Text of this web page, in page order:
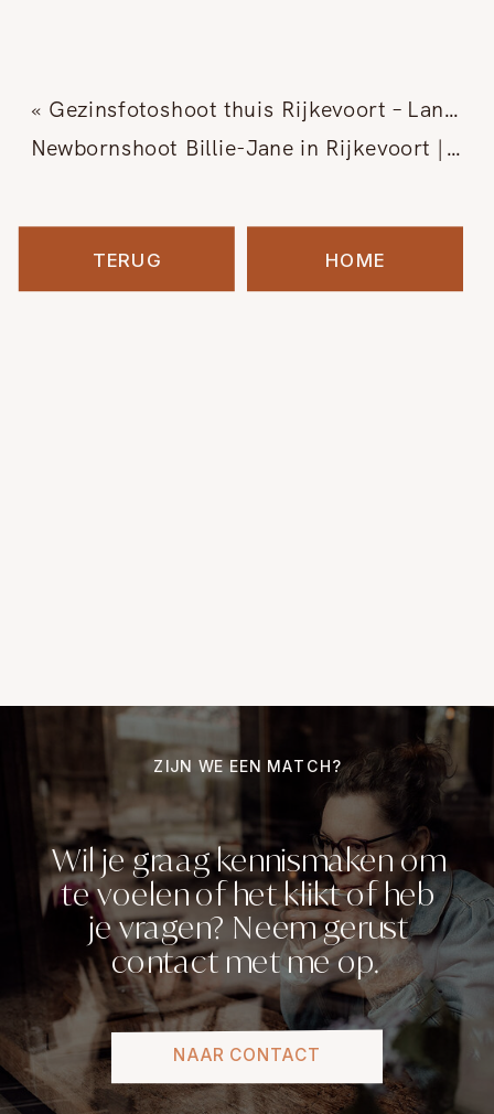
Newbornshoot Billie-Jane in Rijkevoort | Fotograaf land van Cuijk
« Gezinsfotoshoot thuis Rijkevoort – Land van Cuijk
TERUG HOME
ZIJN WE EEN MATCH?
Wil je graag kennismaken om
te voelen of het klikt of heb
je vragen? Neem gerust
contact met me op.
NAAR CONTACT